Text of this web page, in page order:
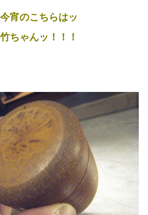
今宵のこちらはッ
竹ちゃんッ！！！